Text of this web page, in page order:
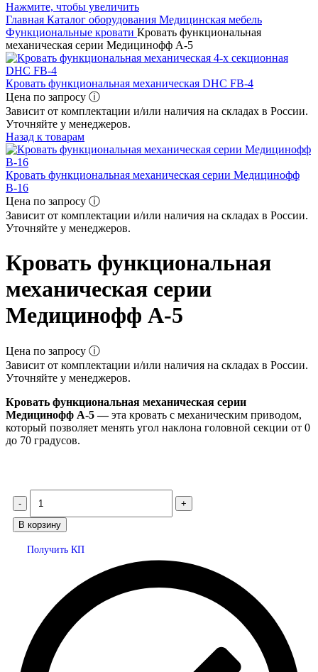
Нажмите, чтобы увеличить
Главная Каталог оборудования Медицинская мебель
Функциональные кровати Кровать функциональная
механическая серии Медицинофф A-5
Кровать функциональная механическая DHC FB-4
Цена по запросу ⓘ
Зависит от комплектации и/или наличия на складах в России.
Уточняйте у менеджеров.
Назад к товарам
Кровать функциональная механическая серии Медицинофф
B-16
Цена по запросу ⓘ
Зависит от комплектации и/или наличия на складах в России.
Уточняйте у менеджеров.
Кровать функциональная
механическая серии
Медицинофф A-5
Цена по запросу ⓘ
Зависит от комплектации и/или наличия на складах в России.
Уточняйте у менеджеров.
Кровать функциональная механическая серии
Медицинофф A-5 —эта кровать с механическим приводом,
который позволяет менять угол наклона головной секции от 0
до 70 градусов.
В корзину
Получить КП